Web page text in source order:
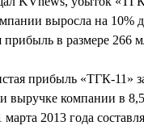
выросла на 10%
прибыль в размере 266
прибыль «ТГК-11»
выручке компании в
марта 2013 года